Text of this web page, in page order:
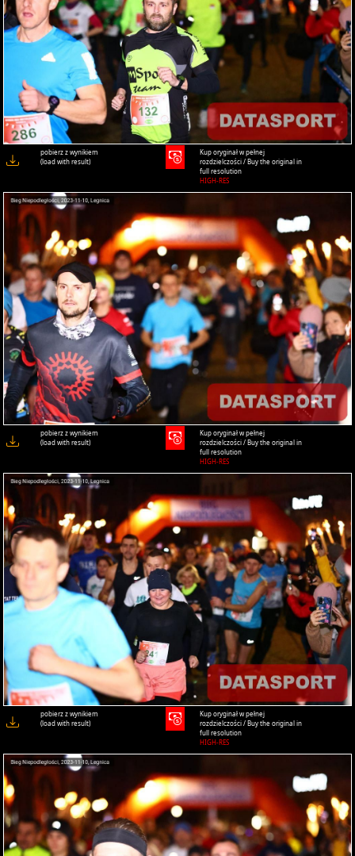
pobierz z wynikiem
(load with result)
Kup oryginał w pełnej
rozdzielczości / Buy the original in
full resolution
HIGH-RES
pobierz z wynikiem
(load with result)
Kup oryginał w pełnej
rozdzielczości / Buy the original in
full resolution
HIGH-RES
pobierz z wynikiem
(load with result)
Kup oryginał w pełnej
rozdzielczości / Buy the original in
full resolution
HIGH-RES